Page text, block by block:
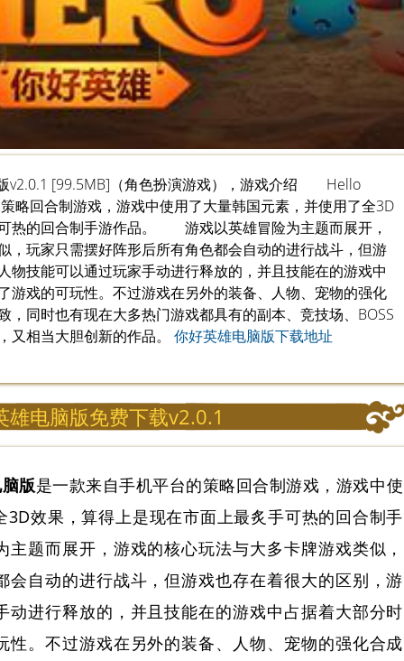
v2.0.1 [99.5MB]（角色扮演游戏），游戏介绍 Hello
略回合制游戏，游戏中使用了大量韩国元素，并使用了全3D
热的回合制手游作品。 游戏以英雄冒险为主题而展开，
，玩家只需摆好阵形后所有角色都会自动的进行战斗，但游
物技能可以通过玩家手动进行释放的，并且技能在的游戏中
游戏的可玩性。不过游戏在另外的装备、人物、宠物的强化
，同时也有现在大多热门游戏都具有的副本、竞技场、BOSS
又相当大胆创新的作品。 你好英雄电脑版下载地址
雄电脑版免费下载v2.0.1
版是一款来自手机平台的策略回合制游戏，游戏中使
效果，算得上是现在市面上最炙手可热的回合制手
而展开，游戏的核心玩法与大多卡牌游戏类似，
会自动的进行战斗，但游戏也存在着很大的区别，游
动进行释放的，并且技能在的游戏中占据着大部分时
性。不过游戏在另外的装备、人物、宠物的强化合成